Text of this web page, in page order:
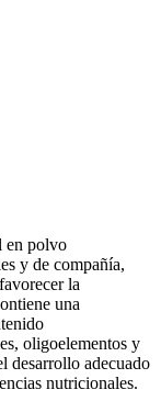
en polvo
y de compañía,
la
una
oligoelementos y
desarrollo adecuado
nutricionales.